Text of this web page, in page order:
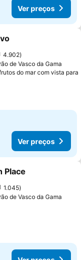
Ver preços
favoritos
4.902
de Vasco da Gama
do mar com vista para
Ver preços
favoritos
Place
1.045
de Vasco da Gama